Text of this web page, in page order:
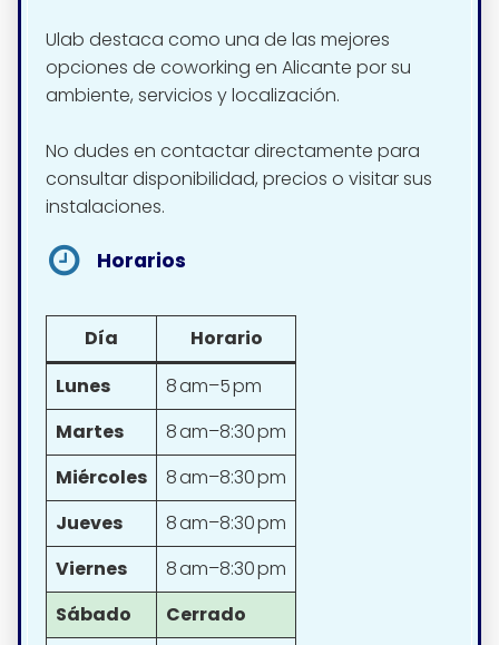
Ulab destaca como una de las mejores
opciones de coworking en Alicante por su
ambiente, servicios y localización.
No dudes en contactar directamente para
consultar disponibilidad, precios o visitar sus
instalaciones.
Horarios
Día
Horario
Lunes
8 am–5 pm
Martes
8 am–8:30 pm
Miércoles
8 am–8:30 pm
Jueves
8 am–8:30 pm
Viernes
8 am–8:30 pm
Sábado
Cerrado